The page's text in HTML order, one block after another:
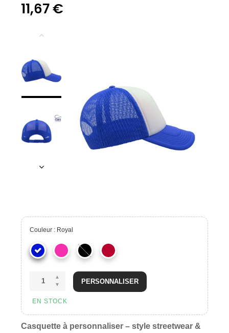
11,67 €
Couleur : Royal
PERSONNALISER
EN STOCK
Casquette à personnaliser – style streetwear &